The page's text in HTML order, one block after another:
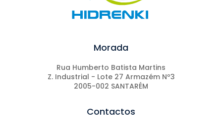
Morada
Rua Humberto Batista Martins
Z. Industrial - Lote 27 Armazém Nº3
2005-002 SANTARÉM
Contactos